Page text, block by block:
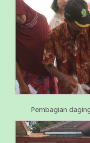
Pembagian